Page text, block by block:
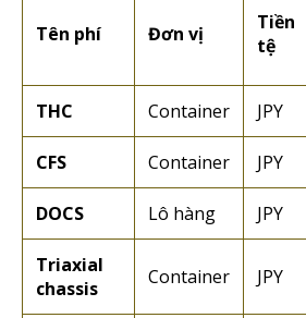
Tên phí Đơn vị
Tiền
tệ
THC Container JPY
CFS Container JPY
DOCS Lô hàng JPY
Triaxial
chassis
Container JPY